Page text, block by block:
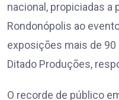
nacional, propiciadas a
Rondonópolis ao
exposições mais de
Ditado Produções,
O recorde de público